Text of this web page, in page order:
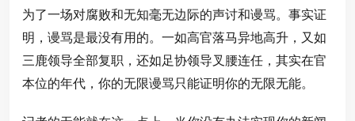
为了一场对腐败和无知毫无边际的声讨和谩骂。事实证
明，谩骂是最没有用的。一如高官落马异地高升，又如
三鹿领导全部复职，还如足协领导叉腰连任，其实在官
本位的年代，你的无限谩骂只能证明你的无限无能。